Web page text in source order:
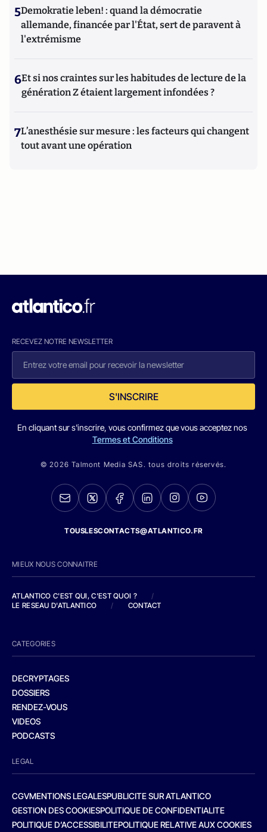
5Demokratie leben! : quand la démocratie
allemande, financée par l'État, sert de paravent à
l'extrémisme
6Et si nos craintes sur les habitudes de lecture de la
génération Z étaient largement infondées ?
7L’anesthésie sur mesure : les facteurs qui changent
tout avant une opération
RECEVEZ NOTRE NEWSLETTER
S'INSCRIRE
En cliquant sur s'inscrire, vous confirmez que vous acceptez nos
Termes et Conditions
© 2026 Talmont Media SAS. tous droits réservés.
TOUSLESCONTACTS@ATLANTICO.FR
MIEUX NOUS CONNAITRE
ATLANTICO C'EST QUI, C'EST QUOI ?
/
LE RESEAU D'ATLANTICO
/ CONTACT
CATEGORIES
DECRYPTAGES
DOSSIERS
RENDEZ-VOUS
VIDEOS
PODCASTS
LEGAL
CGVMENTIONS LEGALESPUBLICITE SUR ATLANTICO
GESTION DES COOKIESPOLITIQUE DE CONFIDENTIALITE
POLITIQUE D’ACCESSIBILITEPOLITIQUE RELATIVE AUX COOKIES